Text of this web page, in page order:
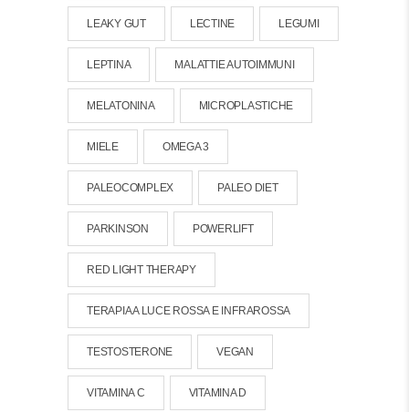
LEAKY GUT LECTINE LEGUMI
LEPTINA MALATTIE AUTOIMMUNI
MELATONINA MICROPLASTICHE
MIELE OMEGA 3
PALEOCOMPLEX PALEO DIET
PARKINSON POWERLIFT
RED LIGHT THERAPY
TERAPIA A LUCE ROSSA E INFRAROSSA
TESTOSTERONE VEGAN
VITAMINA C VITAMINA D